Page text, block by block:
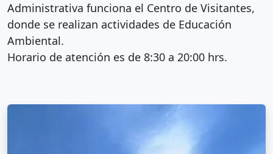
Administrativa funciona el Centro de Visitantes,
donde se realizan actividades de Educación
Ambiental.
Horario de atención es de 8:30 a 20:00 hrs.